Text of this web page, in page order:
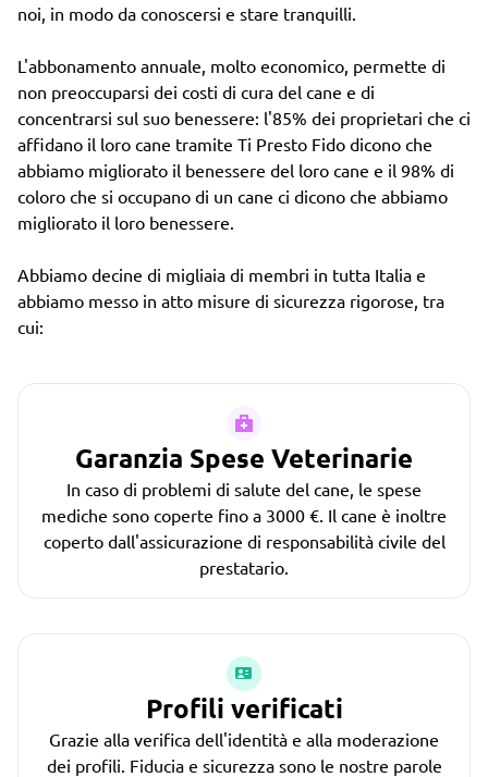
noi, in modo da conoscersi e stare tranquilli.
L'abbonamento annuale, molto economico, permette di
non preoccuparsi dei costi di cura del cane e di
concentrarsi sul suo benessere: l'85% dei proprietari che ci
affidano il loro cane tramite Ti Presto Fido dicono che
abbiamo migliorato il benessere del loro cane e il 98% di
coloro che si occupano di un cane ci dicono che abbiamo
migliorato il loro benessere.
Abbiamo decine di migliaia di membri in tutta Italia e
abbiamo messo in atto misure di sicurezza rigorose, tra
cui:
Garanzia Spese Veterinarie
In caso di problemi di salute del cane, le spese
mediche sono coperte fino a 3000 €. Il cane è inoltre
coperto dall'assicurazione di responsabilità civile del
prestatario.
Profili verificati
Grazie alla verifica dell'identità e alla moderazione
dei profili. Fiducia e sicurezza sono le nostre parole